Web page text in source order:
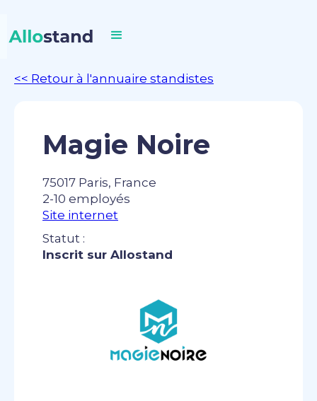
<< Retour à l'annuaire standistes
Magie Noire
75017 Paris, France
2-10 employés
Site internet
Statut :
Inscrit sur Allostand